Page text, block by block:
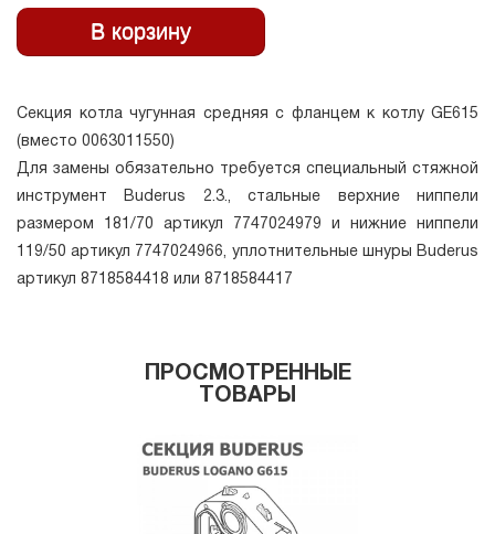
Секция котла чугунная средняя с фланцем к котлу GE615
(вместо 0063011550)
Для замены обязательно требуется специальный стяжной
инструмент Buderus 2.3., стальные верхние ниппели
размером 181/70 артикул 7747024979 и нижние ниппели
119/50 артикул 7747024966, уплотнительные шнуры Buderus
артикул 8718584418 или 8718584417
ПРОСМОТРЕННЫЕ
ТОВАРЫ